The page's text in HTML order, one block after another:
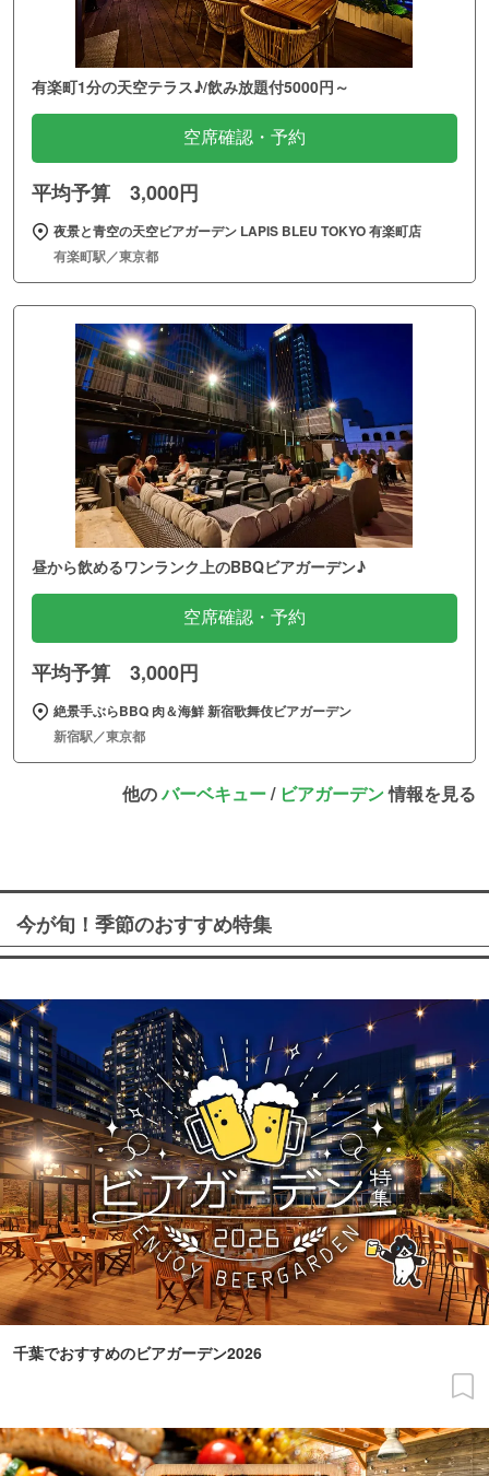
有楽町1分の天空テラス♪/飲み放題付5000円～
空席確認・予約
平均予算 3,000円
夜景と青空の天空ビアガーデン LAPIS BLEU TOKYO 有楽町店
有楽町駅／東京都
昼から飲めるワンランク上のBBQビアガーデン♪
空席確認・予約
平均予算 3,000円
絶景手ぶらBBQ 肉＆海鮮 新宿歌舞伎ビアガーデン
新宿駅／東京都
他のバーベキュー/ ビアガーデン情報を見る
今が旬！季節のおすすめ特集
千葉でおすすめのビアガーデン2026